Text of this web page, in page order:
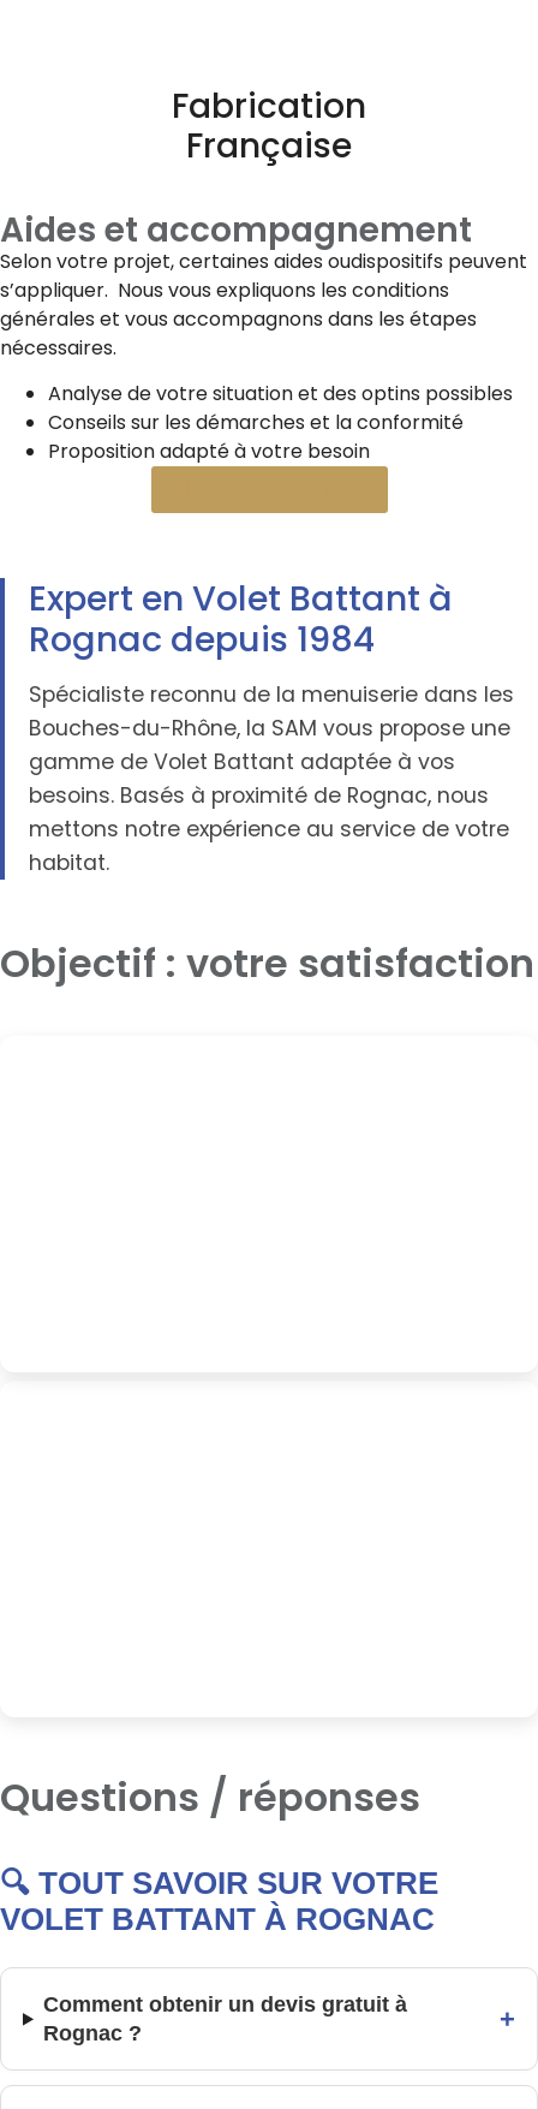
Fabrication
Française
Aides et accompagnement
Selon votre projet, certaines aides oudispositifs peuvent
s’appliquer. Nous vous expliquons les conditions
générales et vous accompagnons dans les étapes
nécessaires.
Analyse de votre situation et des optins possibles
Conseils sur les démarches et la conformité
Proposition adapté à votre besoin
Expert en Volet Battant à
Rognac depuis 1984
Spécialiste reconnu de la menuiserie dans les
Bouches-du-Rhône, la SAM vous propose une
gamme de Volet Battant adaptée à vos
besoins. Basés à proximité de Rognac, nous
mettons notre expérience au service de votre
habitat.
Objectif : votre satisfaction
Questions / réponses
🔍 TOUT SAVOIR SUR VOTRE
VOLET BATTANT À ROGNAC
Comment obtenir un devis gratuit à
Rognac ?
+